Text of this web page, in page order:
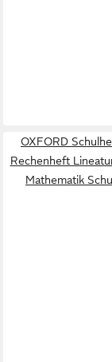
OXFORD
Rechenheft
Mathematik